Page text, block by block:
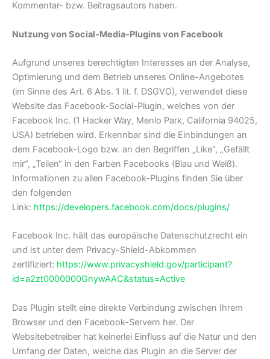
Kommentar- bzw. Beitragsautors haben.
Nutzung von Social-Media-Plugins von Facebook
Aufgrund unseres berechtigten Interesses an der Analyse,
Optimierung und dem Betrieb unseres Online-Angebotes
(im Sinne des Art. 6 Abs. 1 lit. f. DSGVO), verwendet diese
Website das Facebook-Social-Plugin, welches von der
Facebook Inc. (1 Hacker Way, Menlo Park, California 94025,
USA) betrieben wird. Erkennbar sind die Einbindungen an
dem Facebook-Logo bzw. an den Begriffen „Like“, „Gefällt
mir“, „Teilen“ in den Farben Facebooks (Blau und Weiß).
Informationen zu allen Facebook-Plugins finden Sie über
den folgenden
Link: https://developers.facebook.com/docs/plugins/
Facebook Inc. hält das europäische Datenschutzrecht ein
und ist unter dem Privacy-Shield-Abkommen
zertifiziert: https://www.privacyshield.gov/participant?
id=a2zt0000000GnywAAC&status=Active
Das Plugin stellt eine direkte Verbindung zwischen Ihrem
Browser und den Facebook-Servern her. Der
Websitebetreiber hat keinerlei Einfluss auf die Natur und den
Umfang der Daten, welche das Plugin an die Server der